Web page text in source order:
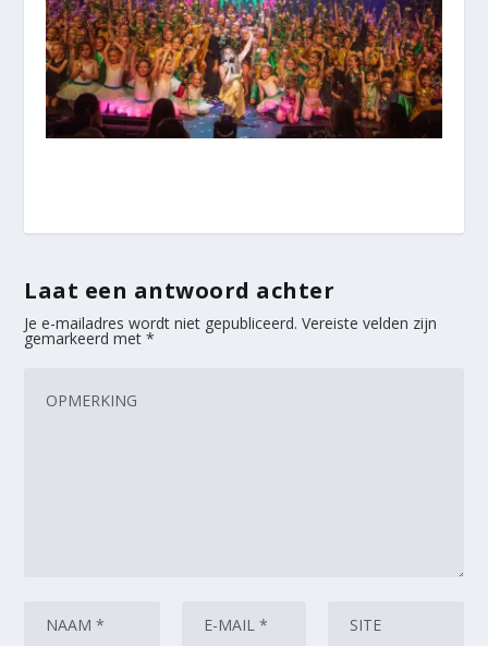
Laat een antwoord achter
Je e-mailadres wordt niet gepubliceerd. Vereiste velden zijn
gemarkeerd met*